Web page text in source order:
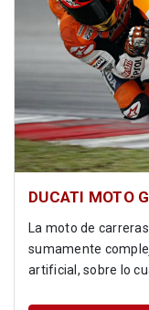
DUCATI MOTO
La moto de
sumamente
artificial, sobre lo